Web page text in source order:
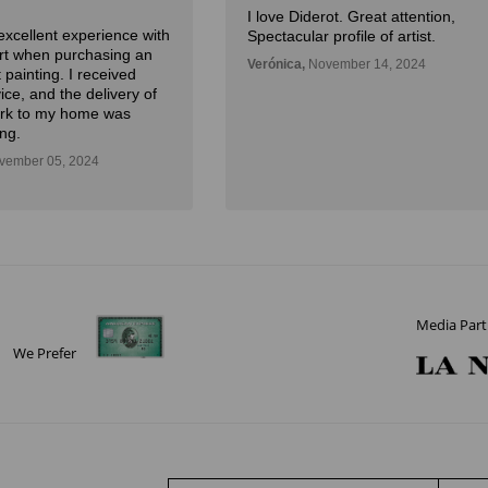
experience with
when purchasing an
painting. I received
and the delivery of
to my home was
05, 2024
I love Diderot. Great attention,
Spectacular profile of artist.
Verónica, November 14, 2024
We Prefer
Media